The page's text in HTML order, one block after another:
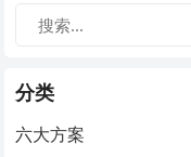
分类
六大方案